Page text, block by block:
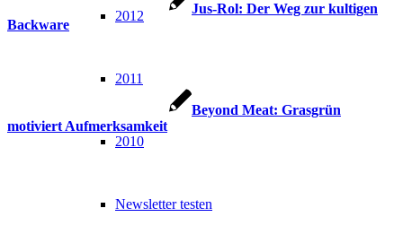
2012
2011
2010
Newsletter testen
Jus-Rol: Der Weg zur kultigen
Backware
Beyond Meat: Grasgrün
motiviert Aufmerksamkeit